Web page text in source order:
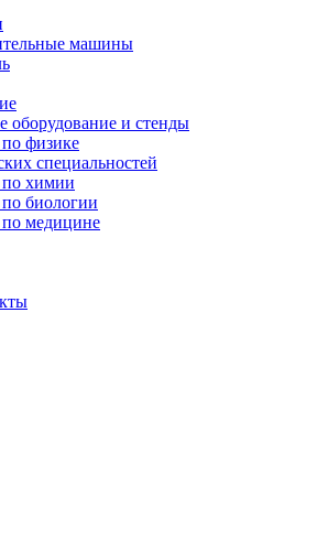
машины
оборудование и стенды
физике
специальностей
химии
биологии
медицине